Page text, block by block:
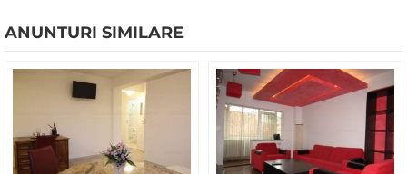
ANUNTURI SIMILARE